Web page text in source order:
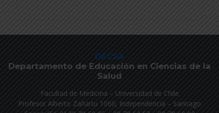
DECSA
Departamento de Educación en Ciencias de la
Salud
Facultad de Medicina – Universidad de Chile
Profesor Alberto Zañartu 1060, Independencia – Santiago